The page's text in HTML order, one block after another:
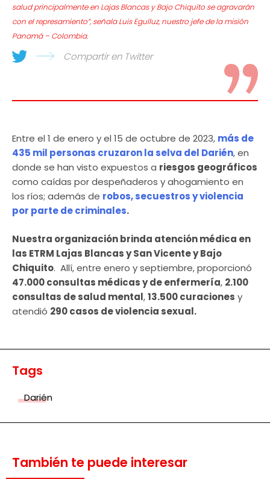
salud principalmente en Lajas Blancas y Bajo Chiquito se agravarán
con el represamiento”, señala Luis Eguíluz, nuestro jefe de la misión
Panamá – Colombia.
Compartir en Twitter
Entre el 1 de enero y el 15 de octubre de 2023, más de
435 mil personas cruzaron la selva del Darién, en
donde se han visto expuestos a riesgos geográficos
como caídas por despeñaderos y ahogamiento en
los ríos; además de robos, secuestros y violencia
por parte de criminales.
Nuestra organización brinda atención médica en
las ETRM Lajas Blancas y San Vicente y Bajo
Chiquito. Allí, entre enero y septiembre, proporcionó
47.000 consultas médicas y de enfermería, 2.100
consultas de salud mental,13.500 curaciones y
atendió 290 casos de violencia sexual.
Tags
Darién
También te puede interesar